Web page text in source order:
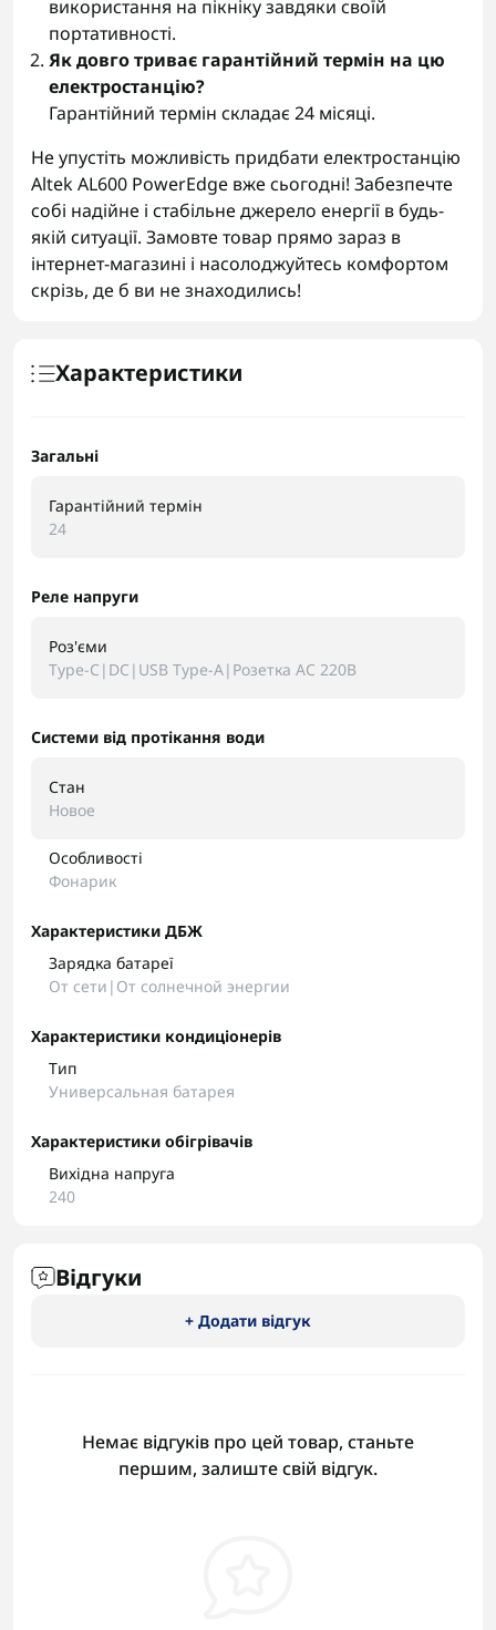
використання на пікніку завдяки своїй
портативності.
Як довго триває гарантійний термін на цю
електростанцію?
Гарантійний термін складає 24 місяці.
Не упустіть можливість придбати електростанцію
Altek AL600 PowerEdge вже сьогодні! Забезпечте
собі надійне і стабільне джерело енергії в будь-
якій ситуації. Замовте товар прямо зараз в
інтернет-магазині і насолоджуйтесь комфортом
скрізь, де б ви не знаходились!
Характеристики
Загальні
Гарантійний термін
24
Реле напруги
Роз'єми
Type-C|DC|USB Type-A|Розетка AC 220В
Системи від протікання води
Стан
Новое
Особливості
Фонарик
Характеристики ДБЖ
Зарядка батареї
От сети|От солнечной энергии
Характеристики кондиціонерів
Тип
Универсальная батарея
Характеристики обігрівачів
Вихідна напруга
240
Відгуки
+ Додати відгук
Немає відгуків про цей товар, станьте
першим, залиште свій відгук.